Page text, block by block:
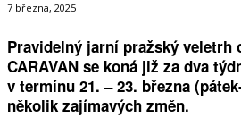
7 března, 2025
Pravidelný jarní pražský veletrh
CARAVAN se koná již za dva
v termínu 21. – 23. března
několik zajímavých změn.